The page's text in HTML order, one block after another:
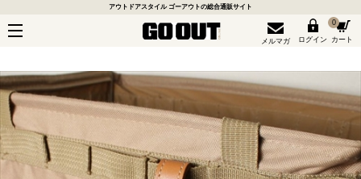
アウトドアスタイル ゴーアウトの総合通販サイト
メルマガ ログイン
0
カート